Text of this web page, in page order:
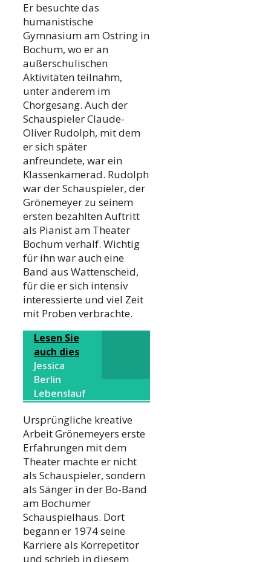
Er besuchte das
humanistische
Gymnasium am Ostring in
Bochum, wo er an
außerschulischen
Aktivitäten teilnahm,
unter anderem im
Chorgesang. Auch der
Schauspieler Claude-
Oliver Rudolph, mit dem
er sich später
anfreundete, war ein
Klassenkamerad. Rudolph
war der Schauspieler, der
Grönemeyer zu seinem
ersten bezahlten Auftritt
als Pianist am Theater
Bochum verhalf. Wichtig
für ihn war auch eine
Band aus Wattenscheid,
für die er sich intensiv
interessierte und viel Zeit
mit Proben verbrachte.
Lesen Sie
auch dies
Jessica
Berlin
Lebenslauf
Ursprüngliche kreative
Arbeit Grönemeyers erste
Erfahrungen mit dem
Theater machte er nicht
als Schauspieler, sondern
als Sänger in der Bo-Band
am Bochumer
Schauspielhaus. Dort
begann er 1974 seine
Karriere als Korrepetitor
und schrieb in diesem